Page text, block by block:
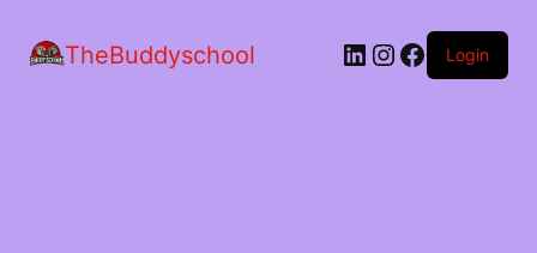
TheBuddyschool LinkedIn
Instagram
Facebook
Login